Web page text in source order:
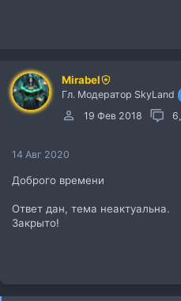
Mirabel
Гл. Модератор SkyLand
19 Фев 2018
14 Авг 2020
Доброго времени
Ответ дан, тема неактуальна.
Закрыто!